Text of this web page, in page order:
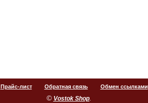
Прайс-лист Обратная связь Обмен ссылками
© Vostok Shop.